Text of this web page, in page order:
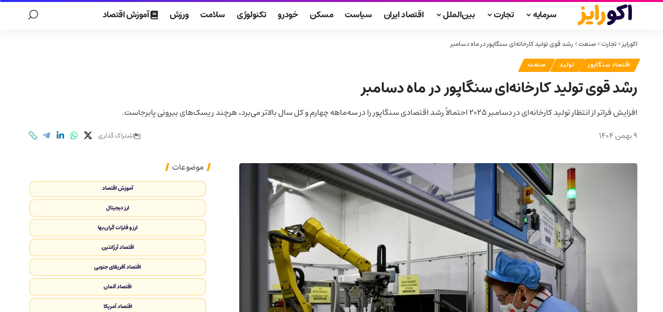
سرمایه تجارت بین‌الملل اقتصاد ایران سیاست مسکن خودرو تکنولوژی سلامت ورزش آموزش اقتصاد
اکورایز>تجارت>صنعت>رشد قوی تولید کارخانه‌ای سنگاپور در ماه دسامبر
اقتصاد سنگاپور تولید صنعت
رشد قوی تولید کارخانه‌ای سنگاپور در ماه دسامبر
افزایش فراتر از انتظار تولید کارخانه‌ای در دسامبر ۲۰۲۵ احتمالاً رشد اقتصادی سنگاپور را در سه‌ماهه چهارم و کل سال بالاتر می‌برد، هرچند ریسک‌های بیرونی پابرجاست.
9 بهمن 1404 اشتراک گذاری
موضوعات
آموزش اقتصاد
ارز دیجیتال
ارز و فلزات گران‌بها
اقتصاد آرژانتین
اقتصاد آفریقای جنوبی
اقتصاد آلمان
اقتصاد آمریکا